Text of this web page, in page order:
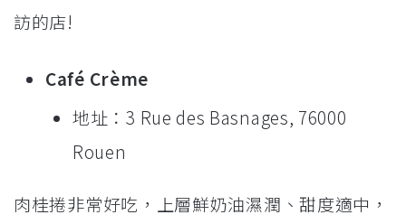
訪的店!
Café Crème
地址：3 Rue des Basnages, 76000
Rouen
肉桂捲非常好吃，上層鮮奶油濕潤、甜度適中，